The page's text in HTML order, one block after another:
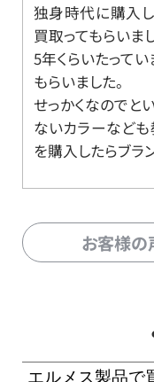
独身時代に購入
買取ってもらいま
5年くらいたって
もらいました。
せっかくなのでと
ないカラーなども
を購入したらブラ
お客様
エルメス製品で